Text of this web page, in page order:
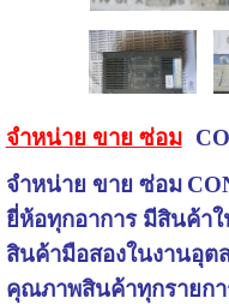
จำหน่าย ขาย ซ่อม
จำหน่าย ขาย ซ่อม
ยี่ห้อทุกอาการ มีสินค้า
สินค้ามือสองในงานอุต
คุณภาพสินค้าทุกรายกา